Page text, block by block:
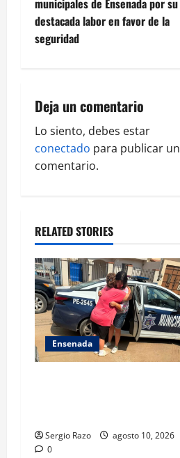
a
g
a
t
o
n
destacada labor en favor de la
seguridad
Deja un comentario
Lo siento, debes estar
conectado para publicar un
comentario.
RELATED STORIES
Ensenada
Sergio Razo
agosto 10, 2026
0